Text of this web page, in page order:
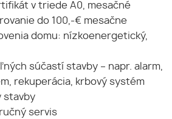
v triede A0, mesačné
do 100,-€ mesačne
domu: nízkoenergetický,
súčastí stavby – napr. alarm,
rekuperácia, krbový systém
stavby
servis